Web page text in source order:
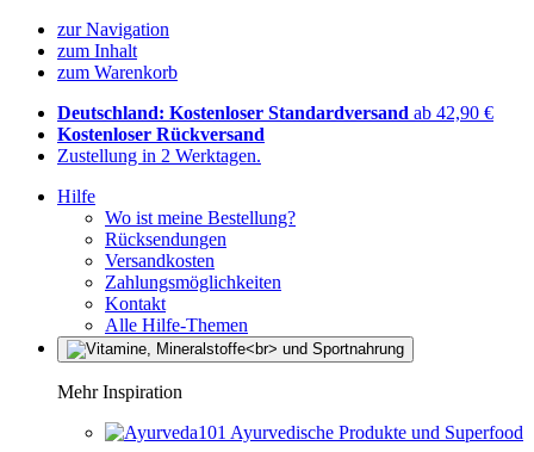
zur Navigation
zum Inhalt
zum Warenkorb
Deutschland: Kostenloser Standardversand ab 42,90 €
Kostenloser Rückversand
Zustellung in 2 Werktagen.
Hilfe
Wo ist meine Bestellung?
Rücksendungen
Versandkosten
Zahlungsmöglichkeiten
Kontakt
Alle Hilfe-Themen
Mehr Inspiration
Ayurvedische Produkte und Superfood